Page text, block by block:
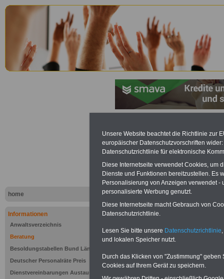
home
Informationen
Anwaltsverzeichnis
Beratung
Besoldungstabellen Bund Länder
Deutscher Personalräte Preis
Dienstvereinbarungen Austausch
Lexikon
Werbung mit Banner bzw.
Monate können Sie einen
Website
frauen-im-
Interesse, einfach dieses
Unsere Website beachtet die Richtlinie zur
europäischer Datenschutzvorschriften
Datenschutzrichtlinie für elektronische
Diese Internetseite verwendet Cookies, um
Dienste und Funktionen bereitzustellen. Es
Personalisierung von Anzeigen verwendet
personalisierte Werbung genutzt.
Diese Internetseite macht Gebrauch von
Datenschutzrichtlinie.
Lesen Sie bitte unsere Datenschutzrichtlinie
und lokalen Speicher nutzt.
Durch das Klicken von "Zustimmung"
Cookies auf Ihrem Gerät zu speichern.